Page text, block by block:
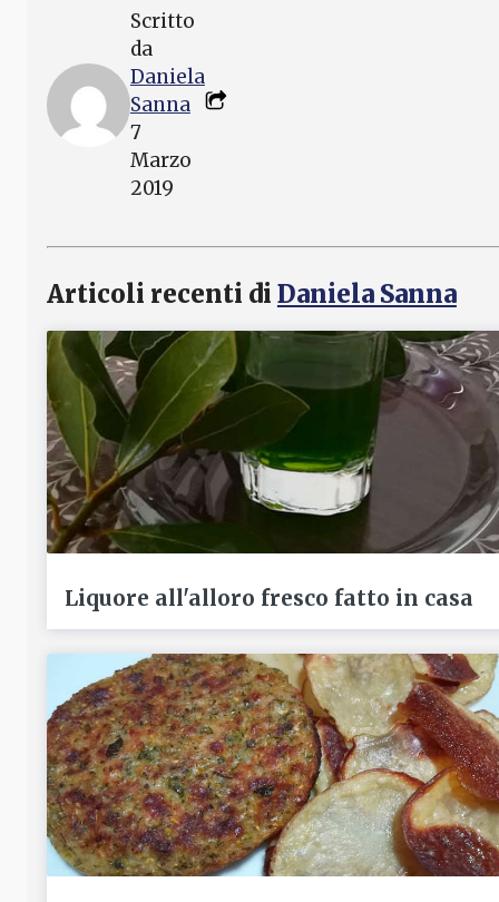
Scritto
da
Daniela
Sanna
7
Marzo
2019
Articoli recenti di Daniela Sanna
Liquore all'alloro fresco fatto in casa